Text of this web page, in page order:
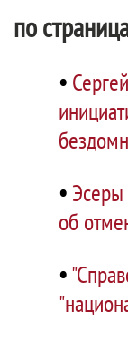
по
•
• Эсеры
об
•